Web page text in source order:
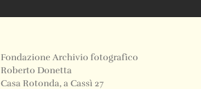
Fondazione Archivio fotografico
Roberto Donetta
Casa Rotonda, a Cassì 27